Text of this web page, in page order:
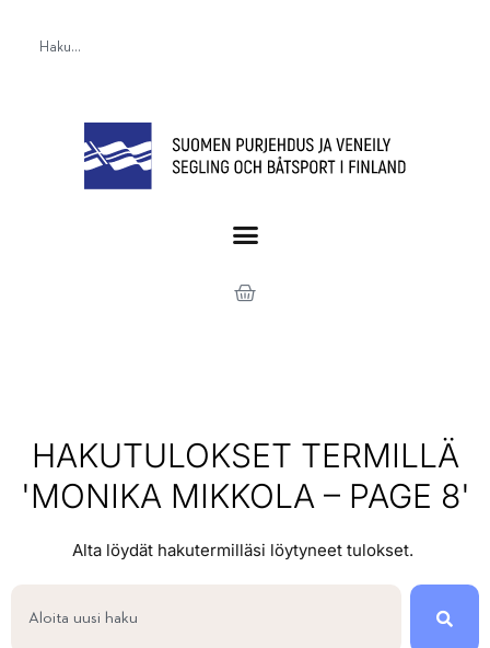
HAKUTULOKSET TERMILLÄ
'MONIKA MIKKOLA – PAGE 8'
Alta löydät hakutermilläsi löytyneet tulokset.